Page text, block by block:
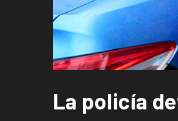
La policía